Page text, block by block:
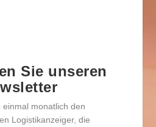
Sie unseren
einmal monatlich den
Logistikanzeiger, die